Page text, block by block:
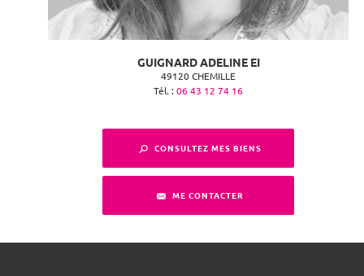
GUIGNARD ADELINE EI
49120 CHEMILLE
Tél. : 06 43 12 74 16
CONSULTEZ MES BIENS
ME CONTACTER